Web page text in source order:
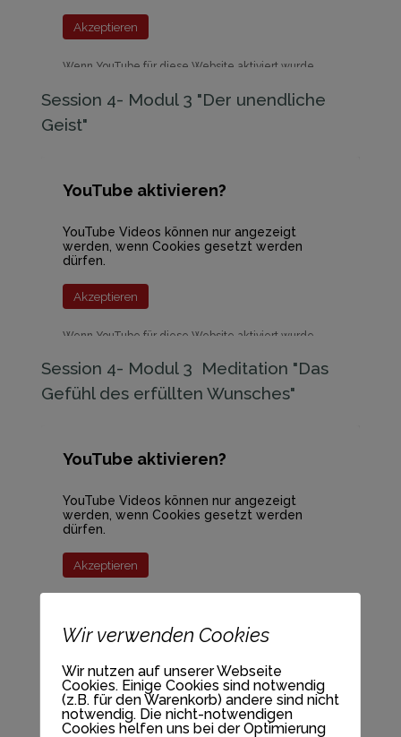
Akzeptieren
Wenn YouTube für diese Website aktiviert wurde,
von YouTube:hier
Session 4- Modul 3 "Der unendliche
Geist"
YouTube aktivieren?
YouTube Videos können nur angezeigt
werden, wenn Cookies gesetzt werden
dürfen.
Akzeptieren
Wenn YouTube für diese Website aktiviert wurde,
von YouTube:hier
Session 4- Modul 3 Meditation "Das
Gefühl des erfüllten Wunsches"
YouTube aktivieren?
YouTube Videos können nur angezeigt
werden, wenn Cookies gesetzt werden
dürfen.
Akzeptieren
ausgewertet. Mehr dazu in der Datenschutzerklärung
von YouTube:hier
Session 5- Modul 4 "Das geheime
Genie"
YouTube aktivieren?
Wir verwenden Cookies
Wir nutzen auf unserer Webseite
Cookies. Einige Cookies sind notwendig
(z.B. für den Warenkorb) andere sind nicht
notwendig. Die nicht-notwendigen
Cookies helfen uns bei der Optimierung